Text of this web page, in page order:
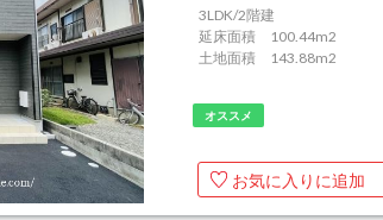
3LDK/2階建
延床面積 100.44m2
土地面積 143.88m2
オススメ
お気に入りに追加